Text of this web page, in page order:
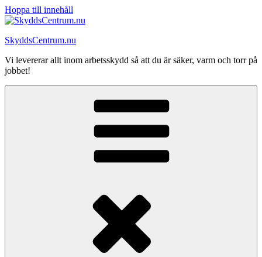
Hoppa till innehåll
SkyddsCentrum.nu
Vi levererar allt inom arbetsskydd så att du är säker, varm och torr på
jobbet!